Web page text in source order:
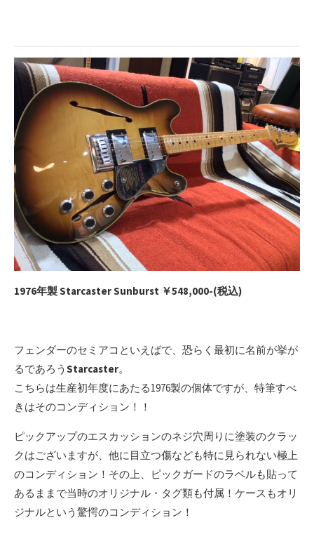
1976年製 Starcaster Sunburst ￥548,000-(税込)
フェンダーのセミアコといえばで、恐らく最初に名前が挙が
るであろう Starcaster。
こちらは生産初年度にあたる1976製の個体ですが、特筆すべ
きはそのコンディション！！
ピックアップのエスカッションのネジ穴周りに塗装のクラッ
クはございますが、他に目立つ傷なども特に見られない極上
のコンディション！その上、ピックガードのラベルも貼って
あるままで当時のオリジナル・タグ類も付属！ケースもオリ
ジナルという驚愕のコンディション！